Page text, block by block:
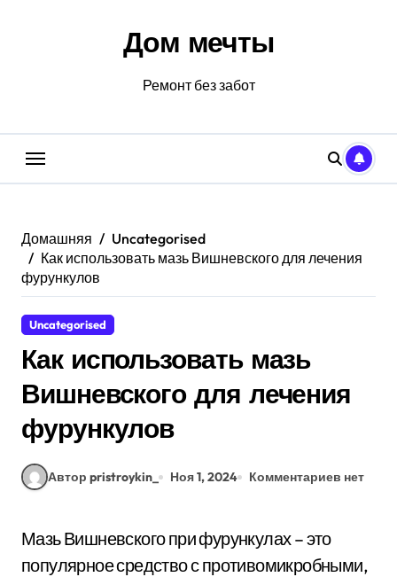
Дом мечты
Ремонт без забот
Домашняя
Uncategorised
Как использовать мазь Вишневского для лечения
фурункулов
Uncategorised
Как использовать мазь
Вишневского для лечения
фурункулов
Автор pristroykin_ Ноя 1, 2024 Комментариев нет
Мазь Вишневского при фурункулах – это
популярное средство с противомикробными,